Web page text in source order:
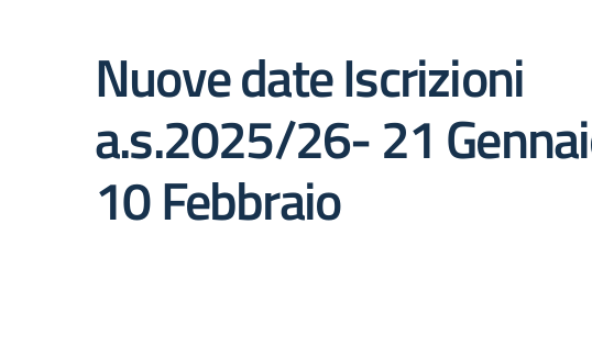
Nuove date Iscrizioni
a.s.2025/26- 21
10 Febbraio